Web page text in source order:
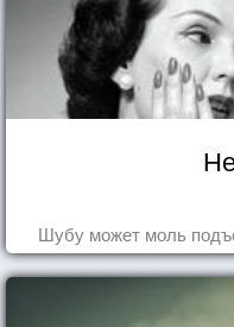
Шубу может моль